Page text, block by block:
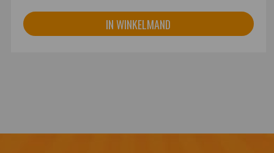
IN WINKELMAND